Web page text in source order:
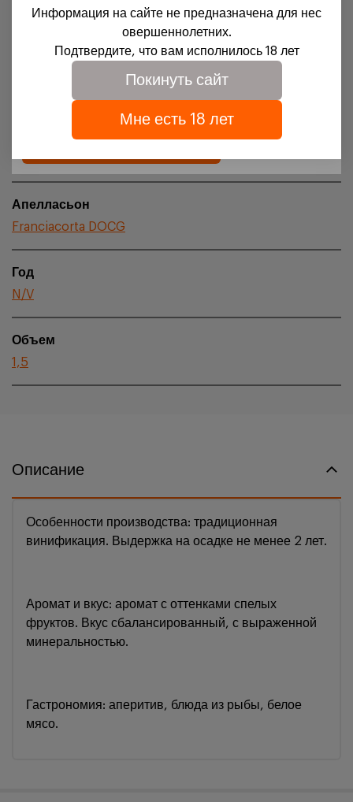
Экстра брют
Регион происхождения
Lombardia
Апелласьон
Franciacorta DOCG
Год
N/V
Объем
1,5
Описание
Особенности производства: традиционная
винификация. Выдержка на осадке не менее 2 лет.
Аромат и вкус: аромат с оттенками спелых
фруктов. Вкус сбалансированный, с выраженной
минеральностью.
Гастрономия: аперитив, блюда из рыбы, белое
мясо.
Для доступа на сайт необходимо подтвердить свое
совершеннолетие и согласие на обработку файлов
cookies.
Подробности можно узнать в нашей
обработки персональных данных
Подтверждаю
Информация на сайте не предназначена для нес
овершеннолетних.
Подтвердите, что вам исполнилось 18 лет
Покинуть сайт
Мне есть 18 лет